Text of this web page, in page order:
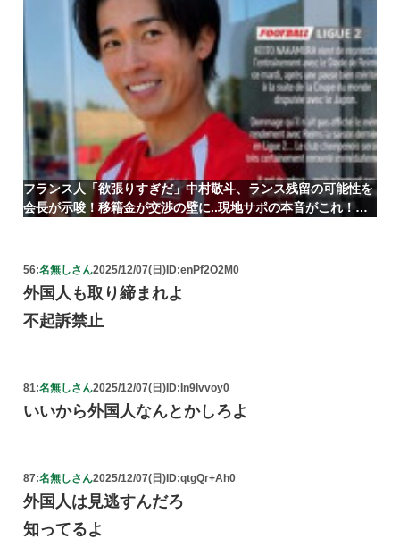
フランス人「欲張りすぎだ」中村敬斗、ランス残留の可能性を
会長が示唆！移籍金が交渉の壁に..現地サポの本音がこれ！
56:名無しさん2025/12/07(日) ID:enPf2O2M0
外国人も取り締まれよ
不起訴禁止
81:名無しさん2025/12/07(日)ID:In9lvvoy0
いいから外国人なんとかしろよ
87:名無しさん2025/12/07(日)ID:qtgQr+Ah0
外国人は見逃すんだろ
知ってるよ